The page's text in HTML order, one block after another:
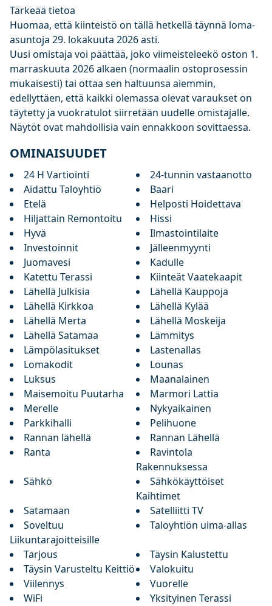
Tärkeää tietoa
Huomaa, että kiinteistö on tällä hetkellä täynnä loma-
asuntoja 29. lokakuuta 2026 asti.
Uusi omistaja voi päättää, joko viimeisteleekö oston 1.
marraskuuta 2026 alkaen (normaalin ostoprosessin
mukaisesti) tai ottaa sen haltuunsa aiemmin,
edellyttäen, että kaikki olemassa olevat varaukset on
täytetty ja vuokratulot siirretään uudelle omistajalle.
Näytöt ovat mahdollisia vain ennakkoon sovittaessa.
OMINAISUUDET
24 H Vartiointi
24-tunnin vastaanotto
Aidattu Taloyhtiö
Baari
Etelä
Helposti Hoidettava
Hiljattain Remontoitu
Hissi
Hyvä
Ilmastointilaite
Investoinnit
Jälleenmyynti
Juomavesi
Kadulle
Katettu Terassi
Kiinteät Vaatekaapit
Lähellä Julkisia
Lähellä Kauppoja
Lähellä Kirkkoa
Lähellä Kylää
Lähellä Merta
Lähellä Moskeija
Lähellä Satamaa
Lämmitys
Lämpölasitukset
Lastenallas
Lomakodit
Lounas
Luksus
Maanalainen
Maisemoitu Puutarha
Marmori Lattia
Merelle
Nykyaikainen
Parkkihalli
Pelihuone
Rannan lähellä
Rannan Lähellä
Ranta
Ravintola
Rakennuksessa
Sähkö
Sähkökäyttöiset
Kaihtimet
Satamaan
Satelliitti TV
Soveltuu
Liikuntarajoitteisille
Taloyhtiön uima-allas
Tarjous
Täysin Kalustettu
Täysin Varusteltu Keittiö
Valokuitu
Viilennys
Vuorelle
WiFi
Yksityinen Terassi